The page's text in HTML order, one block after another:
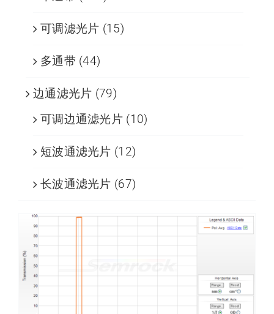
可调滤光片 (15)
多通带 (44)
边通滤光片 (79)
可调边通滤光片 (10)
短波通滤光片 (12)
长波通滤光片 (67)